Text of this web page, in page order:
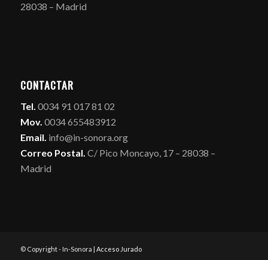
28038 – Madrid
CONTACTAR
Tel. 0034 91 017 81 02
Mov. 0034 655483912
Email. info@in-sonora.org
Correo Postal. C/ Pico Moncayo, 17 – 28038 –
Madrid
© Copyright - In-Sonora | Acceso Jurado